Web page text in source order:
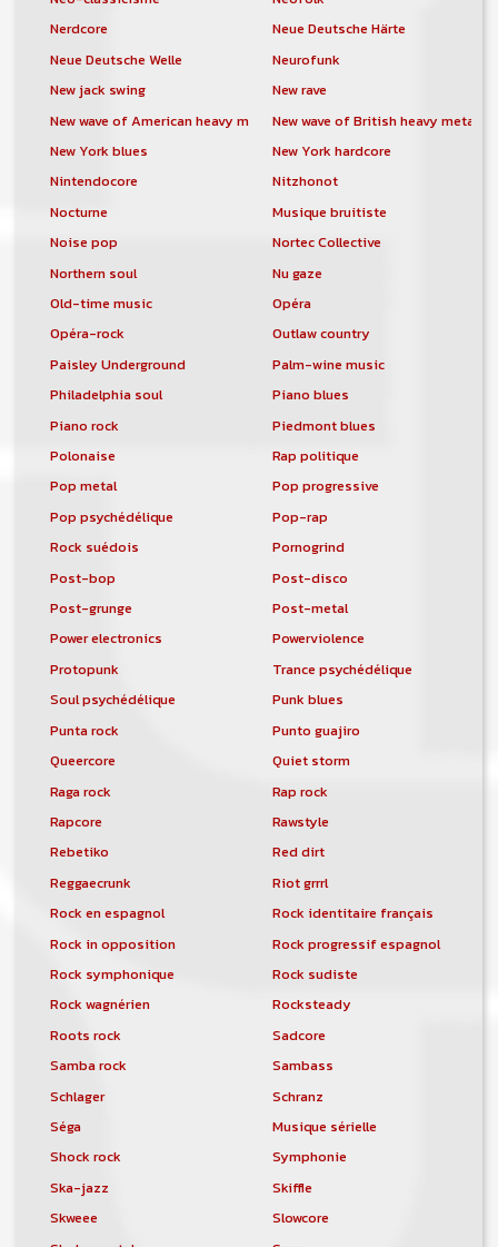
Nerdcore
Neue Deutsche Härte
Neue Deutsche Welle
Neurofunk
New jack swing
New rave
New wave of American heavy metalNew wave of British heavy metal
New York blues
New York hardcore
Nintendocore
Nitzhonot
Nocturne
Musique bruitiste
Noise pop
Nortec Collective
Northern soul
Nu gaze
Old-time music
Opéra
Opéra-rock
Outlaw country
Paisley Underground
Palm-wine music
Philadelphia soul
Piano blues
Piano rock
Piedmont blues
Polonaise
Rap politique
Pop metal
Pop progressive
Pop psychédélique
Pop-rap
Rock suédois
Pornogrind
Post-bop
Post-disco
Post-grunge
Post-metal
Power electronics
Powerviolence
Protopunk
Trance psychédélique
Soul psychédélique
Punk blues
Punta rock
Punto guajiro
Queercore
Quiet storm
Raga rock
Rap rock
Rapcore
Rawstyle
Rebetiko
Red dirt
Reggaecrunk
Riot grrrl
Rock en espagnol
Rock identitaire français
Rock in opposition
Rock progressif espagnol
Rock symphonique
Rock sudiste
Rock wagnérien
Rocksteady
Roots rock
Sadcore
Samba rock
Sambass
Schlager
Schranz
Séga
Musique sérielle
Shock rock
Symphonie
Ska-jazz
Skiffle
Skweee
Slowcore